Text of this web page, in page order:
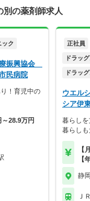
別の薬剤師求人
ック
振興協会
民病院
！育児中の
～28.9万円
正社員
ドラッ
ドラッ
ウエル
シア伊
暮らし
暮らし
【
【
静
Ｊ